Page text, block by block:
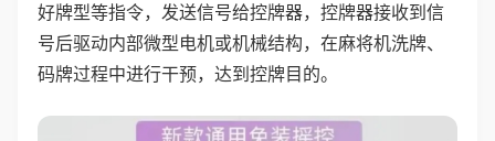
好牌型等指令，发送信号给控牌器，控牌器接收到信
号后驱动内部微型电机或机械结构，在麻将机洗牌、
码牌过程中进行干预，达到控牌目的。